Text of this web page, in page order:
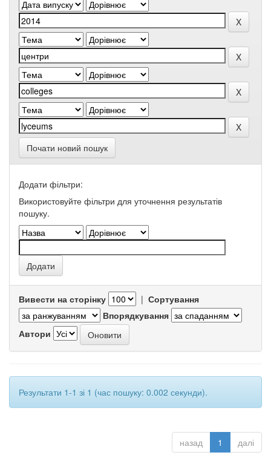
Почати новий пошук
Додати фільтри:
Використовуйте фільтри для уточнення результатів
пошуку.
Вивести на сторінку | Сортування
Впорядкування
Автори
Результати 1-1 зі 1 (час пошуку: 0.002 секунди).
назад 1 далі